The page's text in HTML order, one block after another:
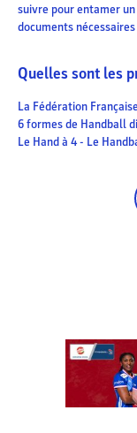
suivre pour entamer
documents
Quelles sont les
La Fédération
6 formes de Handball
Le Hand à 4 - Le